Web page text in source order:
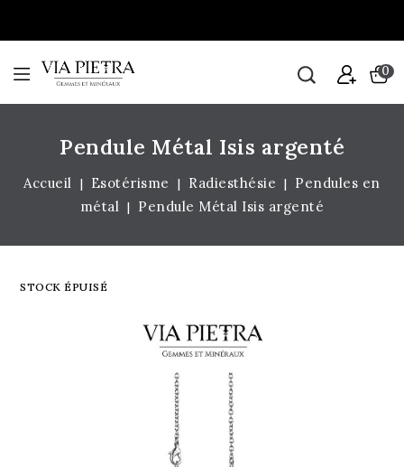
0
Pendule Métal Isis argenté
Accueil Esotérisme Radiesthésie
Pendules en
métal
Pendule Métal Isis argenté
STOCK ÉPUISÉ